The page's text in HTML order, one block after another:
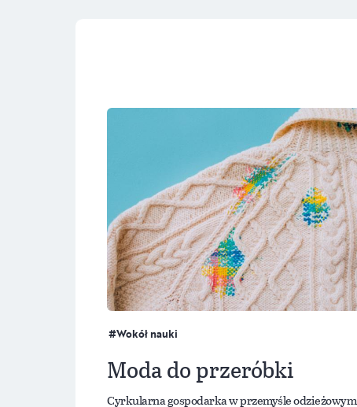
Wokół nauki
Moda do przeróbki
Cyrkularna gospodarka w przemyśle odzieżowym